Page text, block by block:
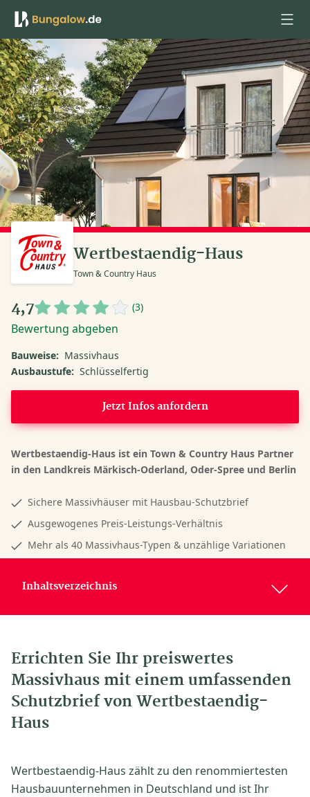
Anmelden
Wertbestaendig-Haus
Town & Country Haus
4,7 (3)
Bewertung abgeben
Bauweise: Massivhaus
Ausbaustufe: Schlüsselfertig
Jetzt Infos anfordern
Wertbestaendig-Haus ist ein Town & Country Haus Partner
in den Landkreis Märkisch-Oderland, Oder-Spree und Berlin
Sichere Massivhäuser mit Hausbau-Schutzbrief
Ausgewogenes Preis-Leistungs-Verhältnis
Mehr als 40 Massivhaus-Typen & unzählige Variationen
Inhaltsverzeichnis
Errichten Sie Ihr preiswertes
Massivhaus mit einem umfassenden
Schutzbrief von Wertbestaendig-
Haus
Wertbestaendig-Haus zählt zu den renommiertesten
Hausbauunternehmen in Deutschland und ist Ihr